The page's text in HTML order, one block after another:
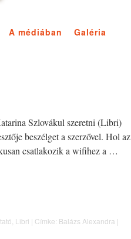
A médiában Galéria
Szlovákul szeretni (Libri)
beszélget a szerzővel. Hol az
csatlakozik a wifihez a …
, Libri | Címke: Balázs Alexandra |